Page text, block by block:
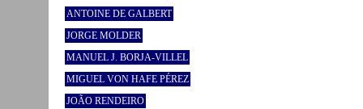
ANTOINE DE GALBERT
JORGE MOLDER
MANUEL J. BORJA-VILLEL
MIGUEL VON HAFE PÉREZ
JOÃO RENDEIRO